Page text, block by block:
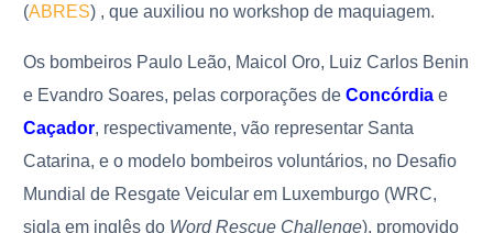
(ABRES) , que auxiliou no workshop de maquiagem.
Os bombeiros Paulo Leão, Maicol Oro, Luiz Carlos Benin
e Evandro Soares, pelas corporações deConcórdia e
Caçador, respectivamente, vão representar Santa
Catarina, e o modelo bombeiros voluntários, no Desafio
Mundial de Resgate Veicular em Luxemburgo (WRC,
sigla em inglês do Word Rescue Challenge), promovido